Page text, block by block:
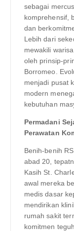
sebagai
komprehensif,
dan
Lebih dari
mewakili
oleh prinsip-
Borromeo.
menjadi pusat
modern
kebutuhan
Permadani
Perawatan
Benih-benih
abad 20,
Kasih St.
awal mereka
medis dasar
mendirikan
rumah sakit
komitmen